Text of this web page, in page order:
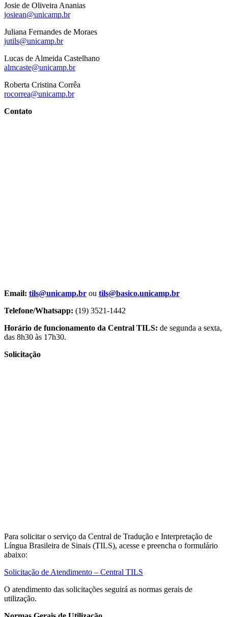
Josie de Oliveira Ananias
josiean@unicamp.br
Juliana Fernandes de Moraes
jutils@unicamp.br
Lucas de Almeida Castelhano
almcaste@unicamp.br
Roberta Cristina Corrêa
rocorrea@unicamp.br
Contato
Email: tils@unicamp.br ou tils@basico.unicamp.br
Telefone/Whatsapp: (19) 3521-1442
Horário de funcionamento da Central TILS: de segunda a sexta,
das 8h30 às 17h30.
Solicitação
Para solicitar o serviço da Central de Tradução e Interpretação de
Língua Brasileira de Sinais (TILS), acesse e preencha o formulário
abaixo:
Solicitação de Atendimento – Central TILS
O atendimento das solicitações seguirá as normas gerais de
utilização.